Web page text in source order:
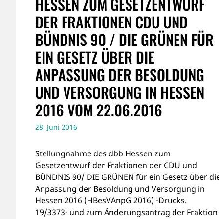
DER FRAKTIONEN CDU UND
BÜNDNIS 90 / DIE GRÜNEN FÜR
EIN GESETZ ÜBER DIE
ANPASSUNG DER BESOLDUNG
UND VERSORGUNG IN HESSEN
2016 VOM 22.06.2016
28. Juni 2016
Stellungnahme des dbb Hessen zum
Gesetzentwurf der Fraktionen der CDU und
BÜNDNIS 90/ DIE GRÜNEN für ein Gesetz über
Anpassung der Besoldung und Versorgung in
Hessen 2016 (HBesVAnpG 2016) -Drucks.
19/3373- und zum Änderungsantrag der Fraktion